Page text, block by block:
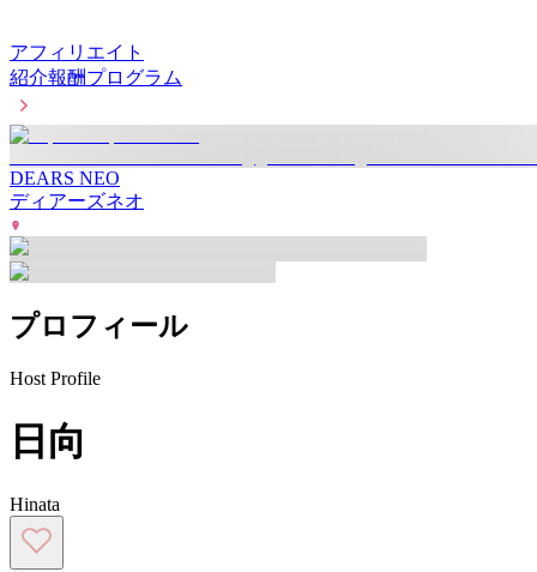
アフィリエイト
紹介報酬プログラム
DEARS NEO
ディアーズネオ
プロフィール
Host Profile
日向
Hinata